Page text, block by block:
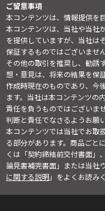
ご留意事項
本コンテンツは、情報提供を
本コンテンツは、当社や当社
を提供していますが、当社は
保証するものではございませ
その他の取引を推奨し、勧誘
想・意見は、将来の結果を保
作成時現在のものであり、今
ます。当社は本コンテンツの
責任を負うものではございま
判断と責任でなさるようお願
本コンテンツでは当社でお取
る部分があります。商品ごと
くは「契約締結前交付書面」
論見書補完書面」または当社
に関する説明」をよくお読み